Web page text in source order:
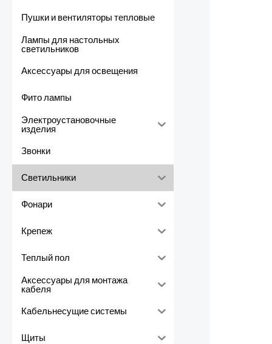
Пушки и вентиляторы тепловые
Лампы для настольных
светильников
Аксессуары для освещения
Фито лампы
Электроустановочные
изделия
Звонки
Светильники
Фонари
Крепеж
Теплый пол
Аксессуары для монтажа
кабеля
Кабельнесущие системы
Щиты